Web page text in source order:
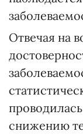
Отвечая на
снижению